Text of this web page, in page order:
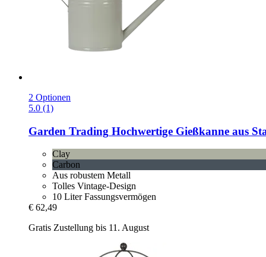
2 Optionen
5.0 (1)
Garden Trading Hochwertige Gießkanne aus
Clay
Carbon
Aus robustem Metall
Tolles Vintage-Design
10 Liter Fassungsvermögen
€ 62,49
Gratis Zustellung bis 11. August